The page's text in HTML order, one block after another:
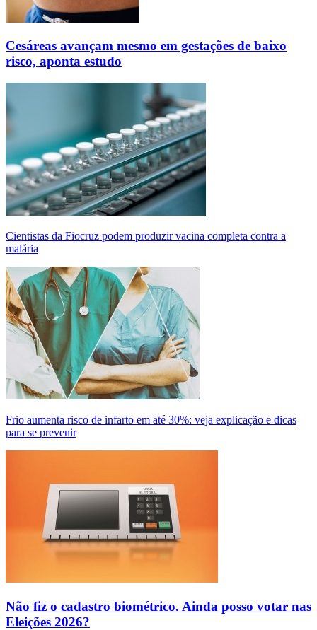
Cesáreas avançam mesmo em gestações de baixo
risco, aponta estudo
Cientistas da Fiocruz podem produzir vacina completa contra a
malária
Frio aumenta risco de infarto em até 30%: veja explicação e dicas
para se prevenir
Não fiz o cadastro biométrico. Ainda posso votar nas
Eleições 2026?